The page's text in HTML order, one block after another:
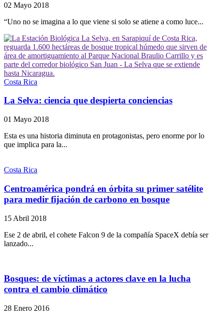
02 Mayo 2018
“Uno no se imagina a lo que viene si solo se atiene a como luce...
Costa Rica
La Selva: ciencia que despierta conciencias
01 Mayo 2018
Esta es una historia diminuta en protagonistas, pero enorme por lo
que implica para la...
Costa Rica
Centroamérica pondrá en órbita su primer satélite
para medir fijación de carbono en bosque
15 Abril 2018
Ese 2 de abril, el cohete Falcon 9 de la compañía SpaceX debía ser
lanzado...
Bosques: de víctimas a actores clave en la lucha
contra el cambio climático
28 Enero 2016